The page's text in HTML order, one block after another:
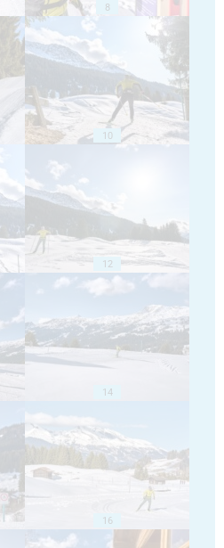
8
10
12
14
16